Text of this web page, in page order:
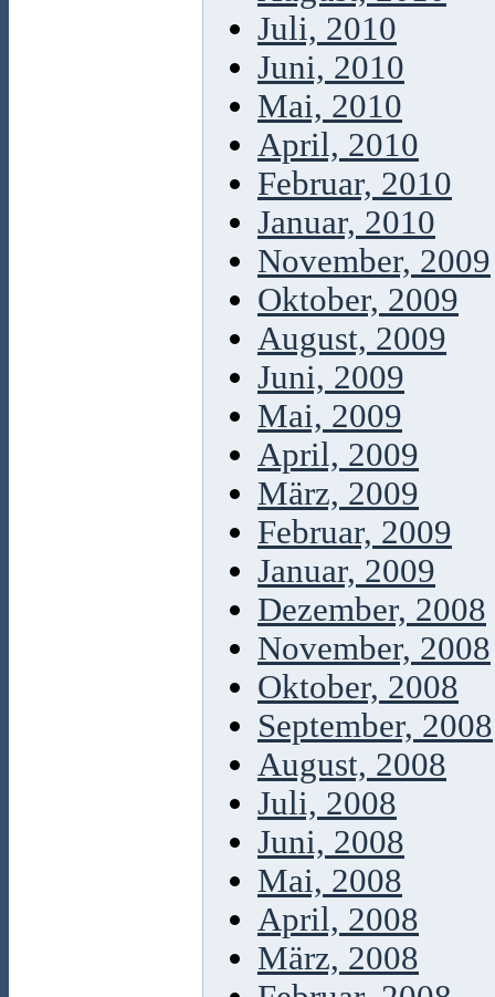
Juli, 2010
Juni, 2010
Mai, 2010
April, 2010
Februar, 2010
Januar, 2010
November, 2009
Oktober, 2009
August, 2009
Juni, 2009
Mai, 2009
April, 2009
März, 2009
Februar, 2009
Januar, 2009
Dezember, 2008
November, 2008
Oktober, 2008
September, 2008
August, 2008
Juli, 2008
Juni, 2008
Mai, 2008
April, 2008
März, 2008